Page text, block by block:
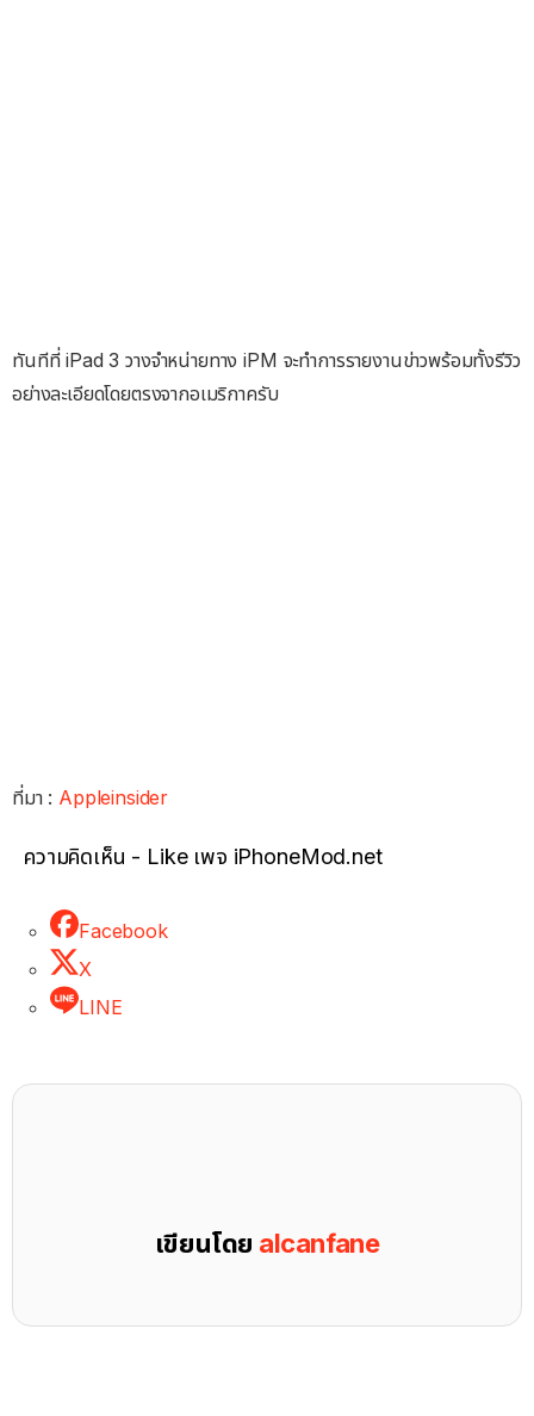
ทันทีที่ iPad 3 วางจำหน่ายทาง iPM จะทำการรายงานข่าวพร้อมทั้งรีวิว
อย่างละเอียดโดยตรงจากอเมริกาครับ
ที่มา : Appleinsider
ความคิดเห็น - Like เพจ iPhoneMod.net
Facebook
X
LINE
เขียนโดย alcanfane